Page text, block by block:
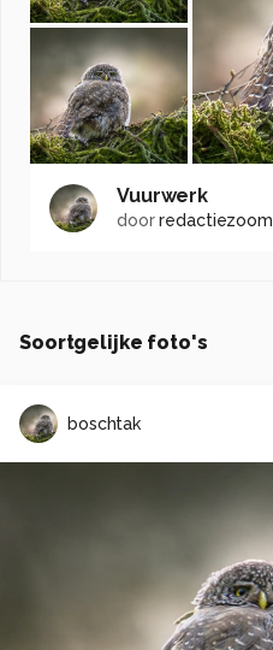
Vuurwerk
doorredactiezoom
Soortgelijke foto's
boschtak